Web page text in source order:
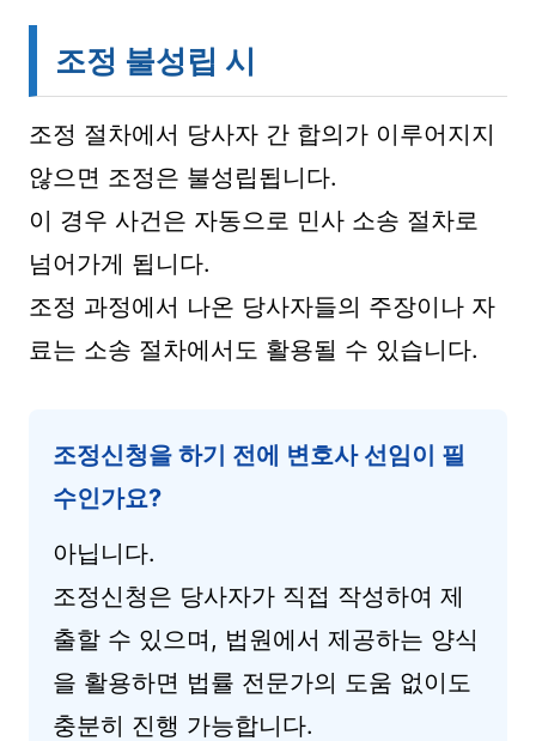
조정 불성립 시
조정 절차에서 당사자 간 합의가 이루어지지
않으면 조정은 불성립됩니다.
이 경우 사건은 자동으로 민사 소송 절차로
넘어가게 됩니다.
조정 과정에서 나온 당사자들의 주장이나 자
료는 소송 절차에서도 활용될 수 있습니다.
조정신청을 하기 전에 변호사 선임이 필
수인가요?
아닙니다.
조정신청은 당사자가 직접 작성하여 제
출할 수 있으며, 법원에서 제공하는 양식
을 활용하면 법률 전문가의 도움 없이도
충분히 진행 가능합니다.